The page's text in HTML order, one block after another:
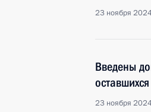
23 ноября
Введены
23 ноября